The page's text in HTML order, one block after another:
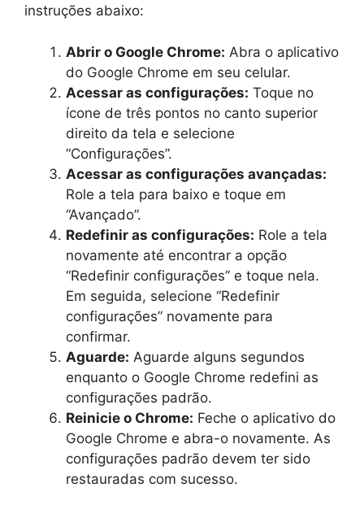
instruções abaixo:
Abrir o Google Chrome: Abra o aplicativo
do Google Chrome em seu celular.
Acessar as configurações: Toque no
ícone de três pontos no canto superior
direito da tela e selecione
“Configurações”.
Acessar as configurações avançadas:
Role a tela para baixo e toque em
“Avançado”.
Redefinir as configurações: Role a tela
novamente até encontrar a opção
“Redefinir configurações” e toque nela.
Em seguida, selecione “Redefinir
configurações” novamente para
confirmar.
Aguarde: Aguarde alguns segundos
enquanto o Google Chrome redefini as
configurações padrão.
Reinicie o Chrome: Feche o aplicativo do
Google Chrome e abra-o novamente. As
configurações padrão devem ter sido
restauradas com sucesso.